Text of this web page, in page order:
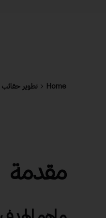
Home تطوير حقائب
مقدمة